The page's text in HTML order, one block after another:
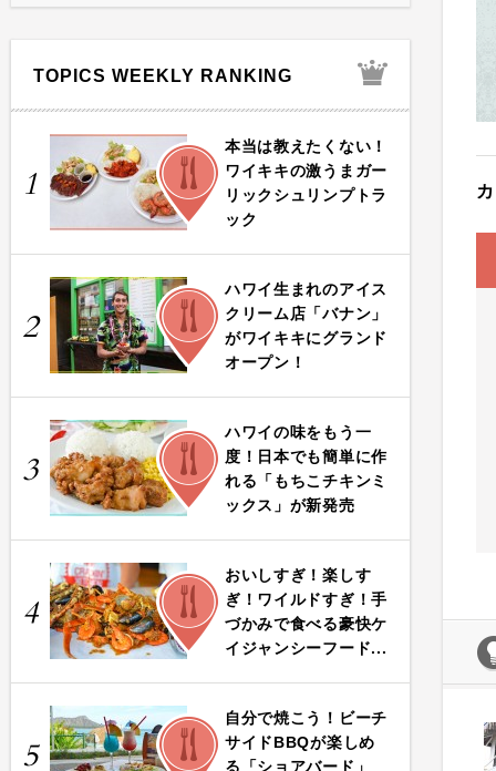
TOPICS WEEKLY RANKING
1
FOOD
本当は教えたくない！
ワイキキの激うまガー
リックシュリンプトラ
ック
2
FOOD
ハワイ生まれのアイス
クリーム店「バナン」
がワイキキにグランド
オープン！
3
FOOD
ハワイの味をもう一
度！日本でも簡単に作
れる「もちこチキンミ
ックス」が新発売
4
FOOD
おいしすぎ！楽しす
ぎ！ワイルドすぎ！手
づかみで食べる豪快ケ
イジャンシーフード...
5
FOOD
自分で焼こう！ビーチ
サイドBBQが楽しめ
る「ショアバード」